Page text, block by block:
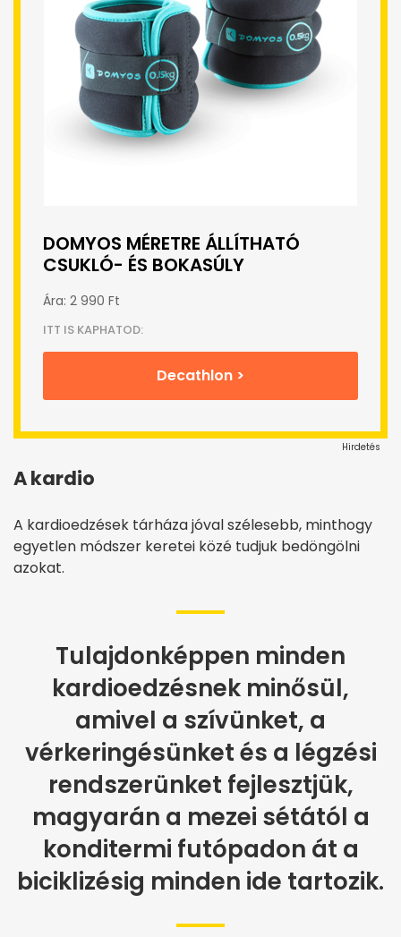
DOMYOS MÉRETRE ÁLLÍTHATÓ
CSUKLÓ- ÉS BOKASÚLY
Ára: 2 990 Ft
ITT IS KAPHATOD:
Decathlon >
Hirdetés
A kardio
A kardioedzések tárháza jóval szélesebb, minthogy
egyetlen módszer keretei közé tudjuk bedöngölni
azokat.
Tulajdonképpen minden
kardioedzésnek minősül,
amivel a szívünket, a
vérkeringésünket és a légzési
rendszerünket fejlesztjük,
magyarán a mezei sétától a
konditermi futópadon át a
biciklizésig minden ide tartozik.